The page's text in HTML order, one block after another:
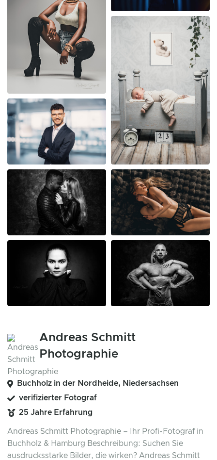
Andreas Schmitt
Photographie
Buchholz in der Nordheide, Niedersachsen
verifizierter Fotograf
25 Jahre Erfahrung
Andreas Schmitt Photographie – Ihr Profi-Fotograf in
Buchholz & Hamburg Beschreibung: Suchen Sie
ausdrucksstarke Bilder, die wirken? Andreas Schmitt